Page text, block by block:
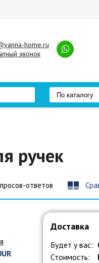
home.ru
звонок
ручек
ответов
Доставка
Будет у вас:
Стоимость: